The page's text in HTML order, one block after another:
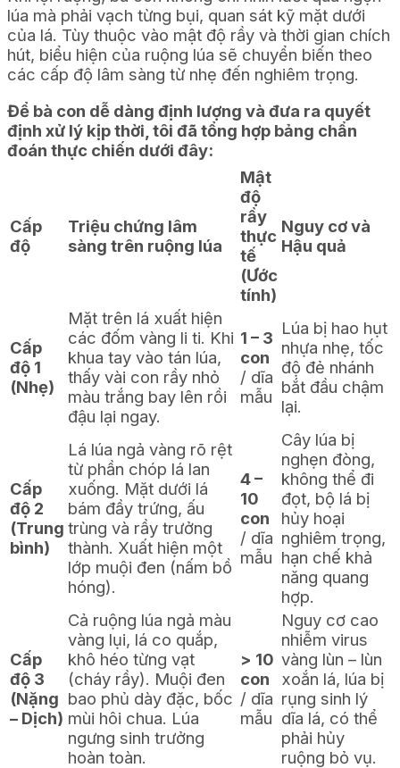
lúa mà phải vạch từng bụi, quan sát kỹ mặt dưới
của lá. Tùy thuộc vào mật độ rầy và thời gian chích
hút, biểu hiện của ruộng lúa sẽ chuyển biến theo
các cấp độ lâm sàng từ nhẹ đến nghiêm trọng.
Để bà con dễ dàng định lượng và đưa ra quyết
định xử lý kịp thời, tôi đã tổng hợp bảng chẩn
đoán thực chiến dưới đây:
Cấp
độ
Triệu chứng lâm
sàng trên ruộng lúa
Mật
độ
rầy
thực
tế
(Ước
tính)
Nguy cơ và
Hậu quả
Cấp
độ 1
(Nhẹ)
Mặt trên lá xuất hiện
các đốm vàng li ti. Khi
khua tay vào tán lúa,
thấy vài con rầy nhỏ
màu trắng bay lên rồi
đậu lại ngay.
1 – 3
con
/ dĩa
mẫu
Lúa bị hao hụt
nhựa nhẹ, tốc
độ đẻ nhánh
bắt đầu chậm
lại.
Cấp
độ 2
(Trung
bình)
Lá lúa ngả vàng rõ rệt
từ phần chóp lá lan
xuống. Mặt dưới lá
bám đầy trứng, ấu
trùng và rầy trưởng
thành. Xuất hiện một
lớp muội đen (nấm bồ
hóng).
4 –
10
con
/ dĩa
mẫu
Cây lúa bị
nghẹn đòng,
không thể đi
đọt, bộ lá bị
hủy hoại
nghiêm trọng,
hạn chế khả
năng quang
hợp.
Cấp
độ 3
(Nặng
– Dịch)
Cả ruộng lúa ngả màu
vàng lụi, lá co quắp,
khô héo từng vạt
(cháy rầy). Muội đen
bao phủ dày đặc, bốc
mùi hôi chua. Lúa
ngưng sinh trưởng
hoàn toàn.
> 10
con
/ dĩa
mẫu
Nguy cơ cao
nhiễm virus
vàng lùn – lùn
xoắn lá, lúa bị
rụng sinh lý
dĩa lá, có thể
phải hủy
ruộng bỏ vụ.